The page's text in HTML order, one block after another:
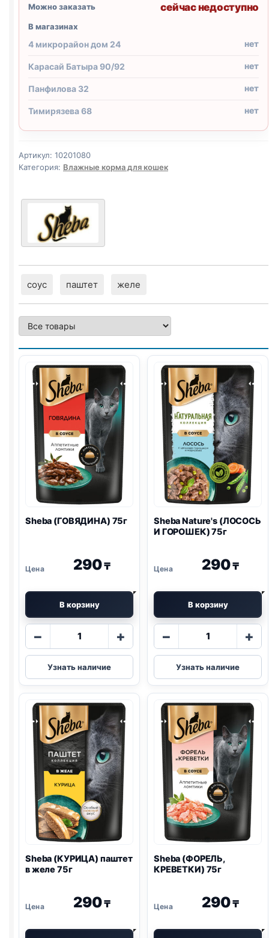
Можно заказать сейчас недоступно
В магазинах
4 микрорайон дом 24 нет
Карасай Батыра 90/92 нет
Панфилова 32 нет
Тимирязева 68 нет
Артикул: 10201080
Категория: Влажные корма для кошек
соус паштет желе
Sheba (ГОВЯДИНА) 75г
290₸
В корзину
−
Количество
Sheba
(ГОВЯДИНА)
75г
+
Узнать наличие
Sheba Nature's (ЛОСОСЬ
И ГОРОШЕК) 75г
290₸
В корзину
−
Количество
Sheba
Nature's
(ЛОСОСЬ
И
ГОРОШЕК)
75г
+
Узнать наличие
Sheba (КУРИЦА) паштет
в желе 75г
290₸
Sheba (ФОРЕЛЬ,
КРЕВЕТКИ) 75г
290₸